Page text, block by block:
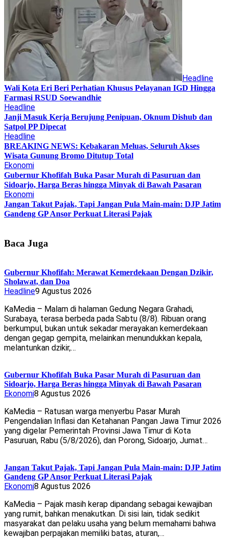
Headline
Wali Kota Eri Beri Perhatian Khusus Pelayanan IGD Hingga
Farmasi RSUD Soewandhie
Headline
Janji Masuk Kerja Berujung Penipuan, Oknum Dishub dan
Satpol PP Dipecat
Headline
BREAKING NEWS: Kebakaran Meluas, Seluruh Akses
Wisata Gunung Bromo Ditutup Total
Ekonomi
Gubernur Khofifah Buka Pasar Murah di Pasuruan dan
Sidoarjo, Harga Beras hingga Minyak di Bawah Pasaran
Ekonomi
Jangan Takut Pajak, Tapi Jangan Pula Main-main: DJP Jatim
Gandeng GP Ansor Perkuat Literasi Pajak
Baca Juga
Gubernur Khofifah: Merawat Kemerdekaan Dengan Dzikir,
Sholawat, dan Doa
Headline9 Agustus 2026
KaMedia – Malam di halaman Gedung Negara Grahadi,
Surabaya, terasa berbeda pada Sabtu (8/8). Ribuan orang
berkumpul, bukan untuk sekadar merayakan kemerdekaan
dengan gegap gempita, melainkan menundukkan kepala,
melantunkan dzikir,…
Gubernur Khofifah Buka Pasar Murah di Pasuruan dan
Sidoarjo, Harga Beras hingga Minyak di Bawah Pasaran
Ekonomi8 Agustus 2026
KaMedia – Ratusan warga menyerbu Pasar Murah
Pengendalian Inflasi dan Ketahanan Pangan Jawa Timur 2026
yang digelar Pemerintah Provinsi Jawa Timur di Kota
Pasuruan, Rabu (5/8/2026), dan Porong, Sidoarjo, Jumat…
Jangan Takut Pajak, Tapi Jangan Pula Main-main: DJP Jatim
Gandeng GP Ansor Perkuat Literasi Pajak
Ekonomi8 Agustus 2026
KaMedia – Pajak masih kerap dipandang sebagai kewajiban
yang rumit, bahkan menakutkan. Di sisi lain, tidak sedikit
masyarakat dan pelaku usaha yang belum memahami bahwa
kewajiban perpajakan memiliki batas, aturan,…